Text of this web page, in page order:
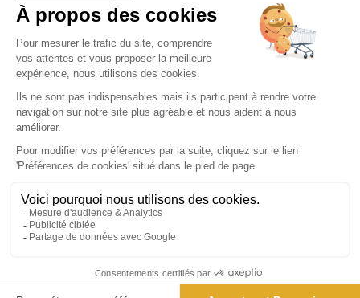
Présentation du magazine Tectonic 1-6
Découvrez le magazine TECTONIC, une véritable révolution
dans l'univers des jeux de chiffres. Si vous êtes un
passionné de sudoku à la recherche de nouveaux défis, ce
magazine est fait pour vous. TECTONIC vous invite à
plonger dans un monde captivant où chaque grille est une
aventure en soi. Avec ses règles simples mais ingénieuses,
ce jeu promet de vous tenir en haleine pendant des heures.
contenu et sa diversité de grilles. Chaque numéro est une
mine d'or pour les amateurs de casse-tête, offrant une
multitude de grilles soigneusement conçues pour stimuler
votre esprit. Que vous soyez un débutant curieux ou un
quatre niveaux de difficulté proposés. Cette progression